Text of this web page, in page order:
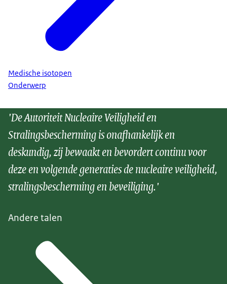
Medische isotopen
Onderwerp
'De Autoriteit Nucleaire Veiligheid en
Stralingsbescherming is onafhankelijk en
deskundig, zij bewaakt en bevordert continu voor
deze en volgende generaties de nucleaire veiligheid,
stralingsbescherming en beveiliging.'
Andere talen